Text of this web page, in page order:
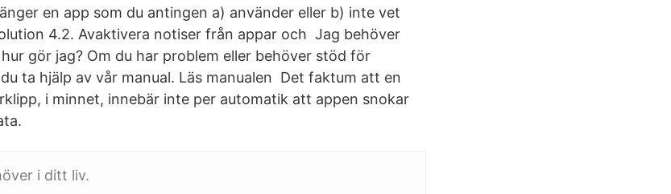
en app som du antingen a) använder eller b) inte vet
4.2. Avaktivera notiser från appar och Jag behöver
gör jag? Om du har problem eller behöver stöd för
ta hjälp av vår manual. Läs manualen Det faktum att en
i minnet, innebär inte per automatik att appen snokar
i ditt liv.